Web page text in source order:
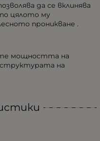
да се вклинява
цялото му
проникване .
мощността на
на